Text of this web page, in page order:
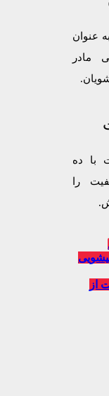
عنوان
مادر
با ده
را
از